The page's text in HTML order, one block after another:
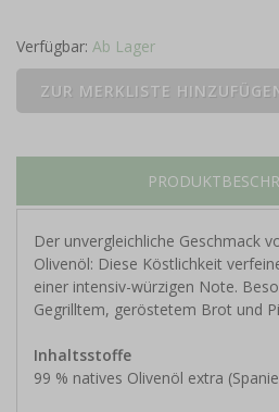
Verfügbar: Ab Lager
Der unvergleichliche Geschmack
Olivenöl: Diese Köstlichkeit
einer intensiv-würzigen Note.
Gegrilltem, geröstetem Brot und
Inhaltsstoffe
99 % natives Olivenöl extra